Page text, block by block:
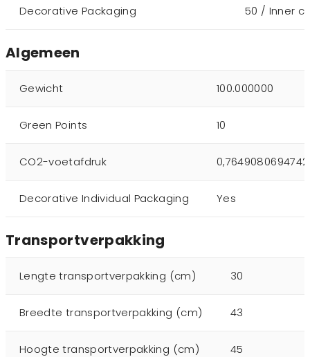
Decorative Packaging 50 / Inner
Algemeen
Gewicht 100.000000
Green Points 10
CO2-voetafdruk
Decorative Individual Packaging Yes
Transportverpakking
Lengte transportverpakking (cm) 30
Breedte transportverpakking (cm) 43
Hoogte transportverpakking (cm) 45